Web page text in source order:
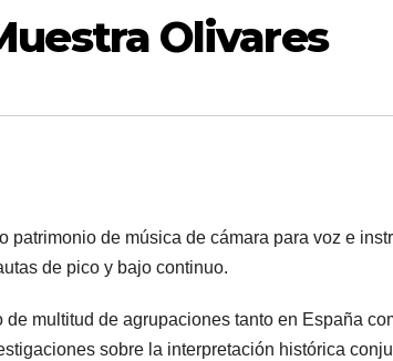
Olivares
de música de cámara para voz e
de pico y bajo continuo.
multitud de agrupaciones tanto en España
sobre la interpretación histórica